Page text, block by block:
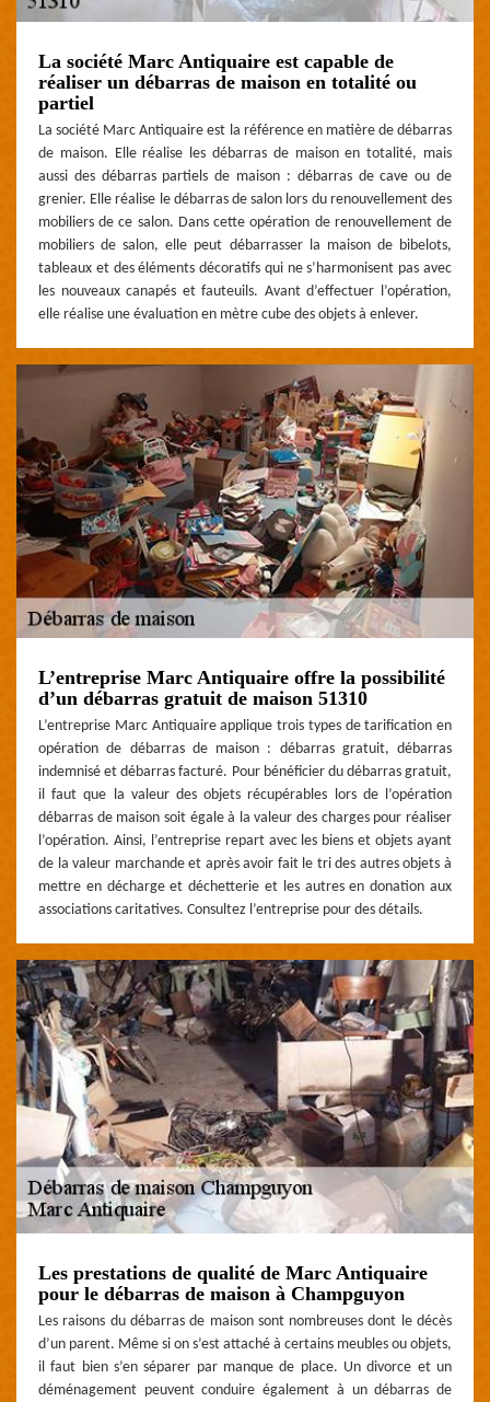
La société Marc Antiquaire est capable de
réaliser un débarras de maison en totalité ou
partiel
La société Marc Antiquaire est la référence en matière de débarras
de maison. Elle réalise les débarras de maison en totalité, mais
aussi des débarras partiels de maison : débarras de cave ou de
grenier. Elle réalise le débarras de salon lors du renouvellement des
mobiliers de ce salon. Dans cette opération de renouvellement de
mobiliers de salon, elle peut débarrasser la maison de bibelots,
tableaux et des éléments décoratifs qui ne s’harmonisent pas avec
les nouveaux canapés et fauteuils. Avant d’effectuer l’opération,
elle réalise une évaluation en mètre cube des objets à enlever.
L’entreprise Marc Antiquaire offre la possibilité
d’un débarras gratuit de maison 51310
L’entreprise Marc Antiquaire applique trois types de tarification en
opération de débarras de maison : débarras gratuit, débarras
indemnisé et débarras facturé. Pour bénéficier du débarras gratuit,
il faut que la valeur des objets récupérables lors de l’opération
débarras de maison soit égale à la valeur des charges pour réaliser
l’opération. Ainsi, l’entreprise repart avec les biens et objets ayant
de la valeur marchande et après avoir fait le tri des autres objets à
mettre en décharge et déchetterie et les autres en donation aux
associations caritatives. Consultez l’entreprise pour des détails.
Les prestations de qualité de Marc Antiquaire
pour le débarras de maison à Champguyon
Les raisons du débarras de maison sont nombreuses dont le décès
d’un parent. Même si on s’est attaché à certains meubles ou objets,
il faut bien s’en séparer par manque de place. Un divorce et un
déménagement peuvent conduire également à un débarras de